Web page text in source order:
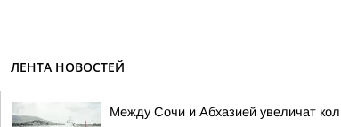
ЛЕНТА НОВОСТЕЙ
Между Сочи и Абхазией увеличат